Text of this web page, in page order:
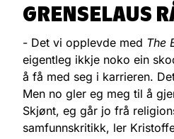
GRENSELAUS
- Det vi opplevde med The
eigentleg ikkje noko ein
å få med seg i karrieren.
Men no gler eg meg til å
Skjønt, eg går jo frå
samfunnskritikk, ler